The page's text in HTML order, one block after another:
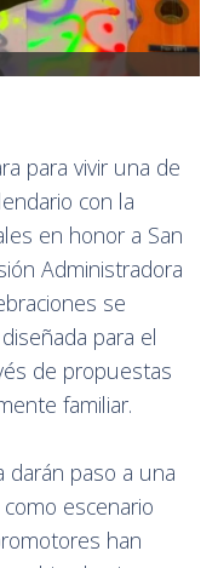
para vivir una de
con la
en honor a San
Administradora
se
para el
de propuestas
familiar.
darán paso a una
escenario
han